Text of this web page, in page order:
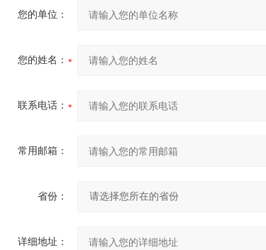
您的单位：
您的姓名：
联系电话：
常用邮箱：
省份：
详细地址：